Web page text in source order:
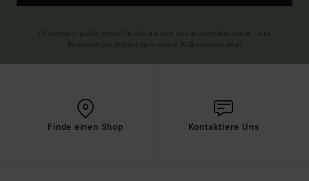
Finde einen Shop Kontaktiere Uns